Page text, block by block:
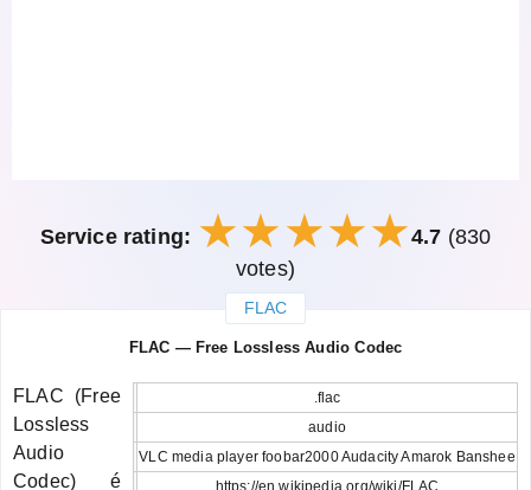
Service rating: 4.7 (830
votes)
FLAC
FLAC — Free Lossless Audio Codec
.flac
audio
VLC media player foobar2000 Audacity Amarok Banshee
https://en.wikipedia.org/wiki/FLAC
FLAC (Free
Lossless
Audio
Codec) é